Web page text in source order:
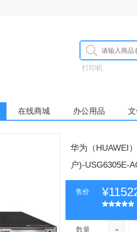
打印机
在线商城 办公用品
华为（HUAWEI
户)-USG6305E-
售价
数量 -